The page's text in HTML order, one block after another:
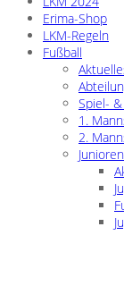
Erima-Shop
LKM-Regeln
Fußball
Spiel-
1.
2.
Junioren